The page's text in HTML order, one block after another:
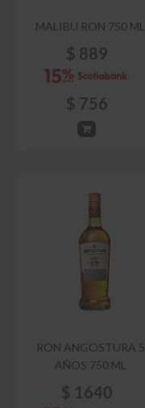
MALIBU RON 750 ML
$ 889
$ 756
RON ANGOSTURA 5
AÑOS 750 ML
$ 1640